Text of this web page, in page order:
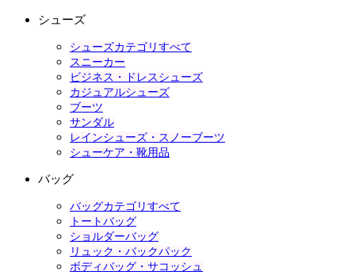
シューズ
シューズカテゴリすべて
スニーカー
ビジネス・ドレスシューズ
カジュアルシューズ
ブーツ
サンダル
レインシューズ・スノーブーツ
シューケア・靴用品
バッグ
バッグカテゴリすべて
トートバッグ
ショルダーバッグ
リュック・バックパック
ボディバッグ・サコッシュ